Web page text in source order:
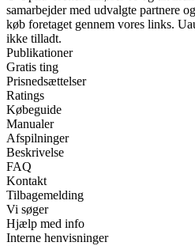
samarbejder med udvalgte partnere
køb foretaget gennem vores links.
ikke tilladt.
Publikationer
Gratis ting
Prisnedsættelser
Ratings
Købeguide
Manualer
Afspilninger
Beskrivelse
FAQ
Kontakt
Tilbagemelding
Vi søger
Hjælp med info
Interne henvisninger